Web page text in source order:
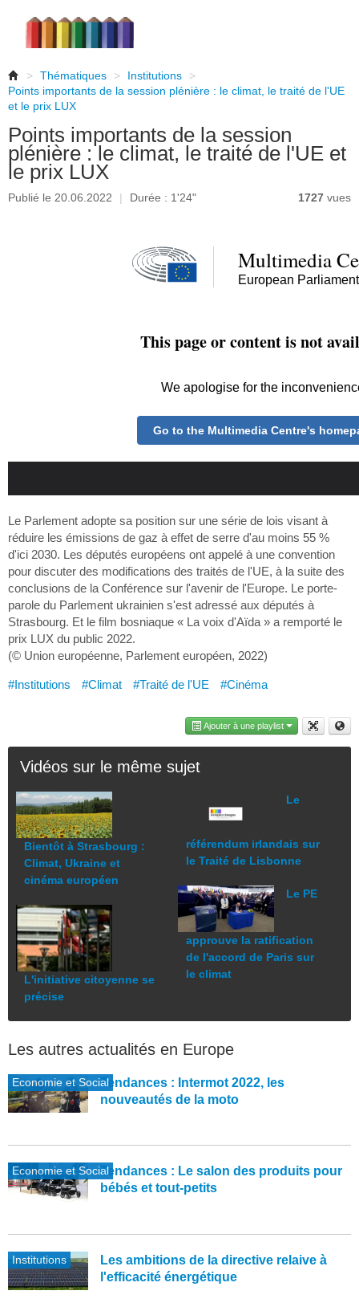
> Thématiques > Institutions
>
Points importants de la session plénière : le climat, le traité de l'UE
et le prix LUX
Points importants de la session
plénière : le climat, le traité de l'UE et
le prix LUX
Publié le 20.06.2022 | Durée : 1'24" 1727 vues
Le Parlement adopte sa position sur une série de lois visant à
réduire les émissions de gaz à effet de serre d'au moins 55 %
d'ici 2030. Les députés européens ont appelé à une convention
pour discuter des modifications des traités de l'UE, à la suite des
conclusions de la Conférence sur l'avenir de l'Europe. Le porte-
parole du Parlement ukrainien s'est adressé aux députés à
Strasbourg. Et le film bosniaque « La voix d'Aïda » a remporté le
prix LUX du public 2022.
(© Union européenne, Parlement européen, 2022)
#Institutions #Climat #Traité de l'UE #Cinéma
Ajouter à une playlist
Vidéos sur le même sujet
Bientôt à Strasbourg :
Climat, Ukraine et
cinéma européen
L'initiative citoyenne se
précise
Le
référendum irlandais sur
le Traité de Lisbonne
Le PE
approuve la ratification
de l'accord de Paris sur
le climat
Les autres actualités en Europe
Economie et SocialTendances : Intermot 2022, les
nouveautés de la moto
Economie et SocialTendances : Le salon des produits pour
bébés et tout-petits
Institutions
Les ambitions de la directive relaive à
l'efficacité énergétique